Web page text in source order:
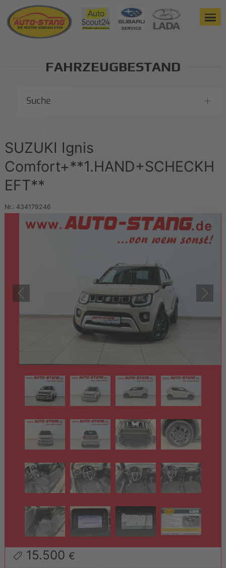
FAHRZEUGBESTAND
Suche
SUZUKI Ignis
Comfort+**1.HAND+SCHECKH
EFT**
Nr.: 434179246
15.500 €